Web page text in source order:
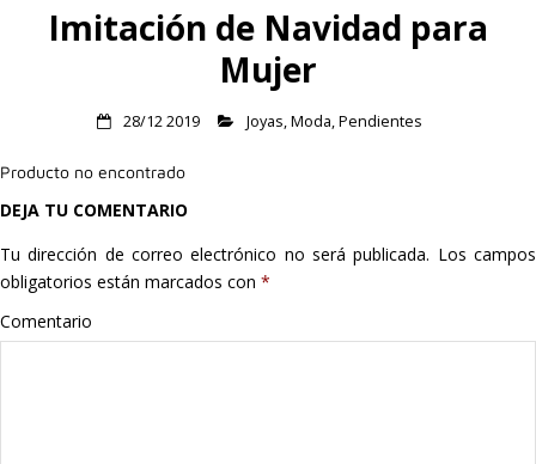
Alimentación
Hogar
Informática
Listas
Imitación de Navidad para
Mujer
28/12 2019 Joyas,Moda,Pendientes
Producto no encontrado
DEJA TU COMENTARIO
Tu dirección de correo electrónico no será publicada. Los campos
obligatorios están marcados con *
Comentario